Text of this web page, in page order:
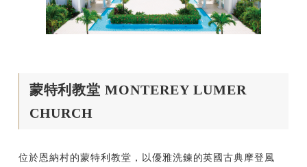
蒙特利教堂 MONTEREY LUMER
CHURCH
位於恩納村的蒙特利教堂，以優雅洗鍊的英國古典摩登風